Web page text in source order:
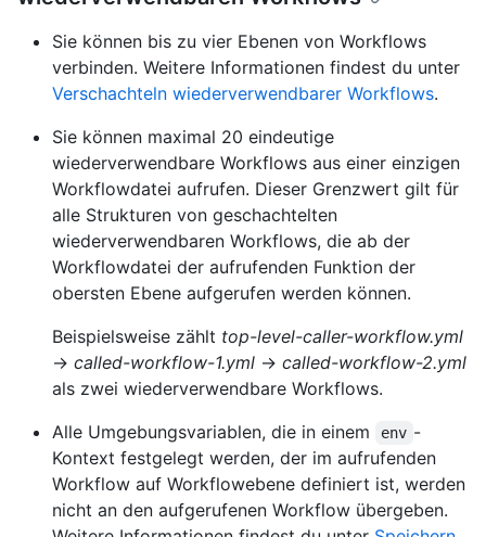
Sie können bis zu vier Ebenen von Workflows
verbinden. Weitere Informationen findest du unter
Verschachteln wiederverwendbarer Workflows.
Sie können maximal 20 eindeutige
wiederverwendbare Workflows aus einer einzigen
Workflowdatei aufrufen. Dieser Grenzwert gilt für
alle Strukturen von geschachtelten
wiederverwendbaren Workflows, die ab der
Workflowdatei der aufrufenden Funktion der
obersten Ebene aufgerufen werden können.
Beispielsweise zählt top-level-caller-workflow.yml
→ called-workflow-1.yml → called-workflow-2.yml
als zwei wiederverwendbare Workflows.
Alle Umgebungsvariablen, die in einem
env -
Kontext festgelegt werden, der im aufrufenden
Workflow auf Workflowebene definiert ist, werden
nicht an den aufgerufenen Workflow übergeben.